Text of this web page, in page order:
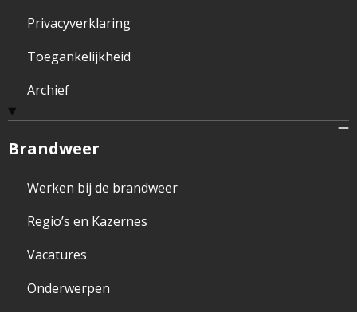
Privacyverklaring
Toegankelijkheid
Archief
Brandweer
Werken bij de brandweer
Regio’s en Kazernes
Vacatures
Onderwerpen